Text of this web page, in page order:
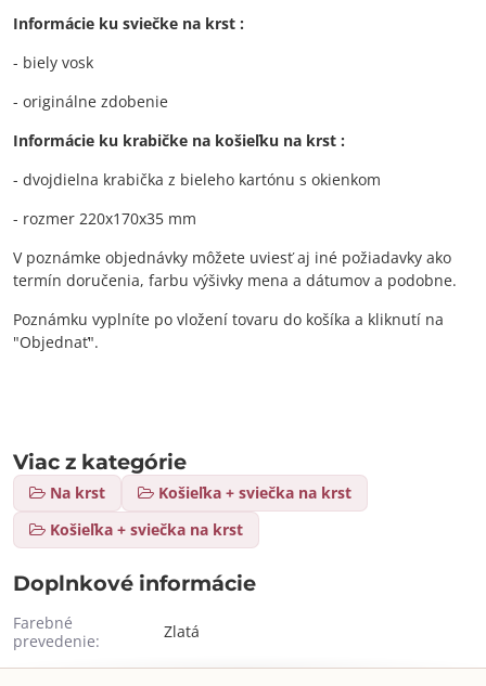
Informácie ku sviečke na krst :
- biely vosk
- originálne zdobenie
Informácie ku krabičke na košieľku na krst :
- dvojdielna krabička z bieleho kartónu s okienkom
- rozmer 220x170x35 mm
V poznámke objednávky môžete uviesť aj iné požiadavky ako
termín doručenia, farbu výšivky mena a dátumov a podobne.
Poznámku vyplníte po vložení tovaru do košíka a kliknutí na
"Objednať".
Viac z kategórie
Na krst
Košieľka + sviečka na krst
Košieľka + sviečka na krst
Doplnkové informácie
Farebné
prevedenie:
Zlatá